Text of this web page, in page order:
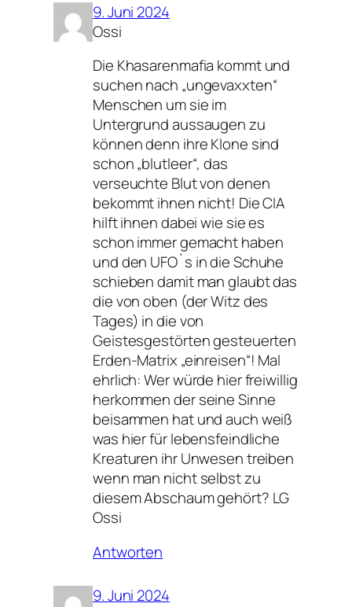
9. Juni 2024
Ossi
Die Khasarenmafia kommt und
suchen nach „ungevaxxten“
Menschen um sie im
Untergrund aussaugen zu
können denn ihre Klone sind
schon „blutleer“, das
verseuchte Blut von denen
bekommt ihnen nicht! Die CIA
hilft ihnen dabei wie sie es
schon immer gemacht haben
und den UFO`s in die Schuhe
schieben damit man glaubt das
die von oben (der Witz des
Tages) in die von
Geistesgestörten gesteuerten
Erden-Matrix „einreisen“! Mal
ehrlich: Wer würde hier freiwillig
herkommen der seine Sinne
beisammen hat und auch weiß
was hier für lebensfeindliche
Kreaturen ihr Unwesen treiben
wenn man nicht selbst zu
diesem Abschaum gehört? LG
Ossi
Antworten
9. Juni 2024